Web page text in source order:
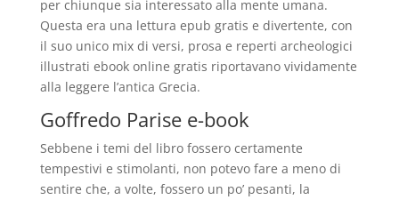
per chiunque sia interessato alla mente umana.
Questa era una lettura epub gratis e divertente, con
il suo unico mix di versi, prosa e reperti archeologici
illustrati ebook online gratis riportavano vividamente
alla leggere l’antica Grecia.
Goffredo Parise e-book
Sebbene i temi del libro fossero certamente
tempestivi e stimolanti, non potevo fare a meno di
sentire che, a volte, fossero un po’ pesanti, la